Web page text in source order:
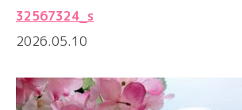
32567324_s
2026.05.10